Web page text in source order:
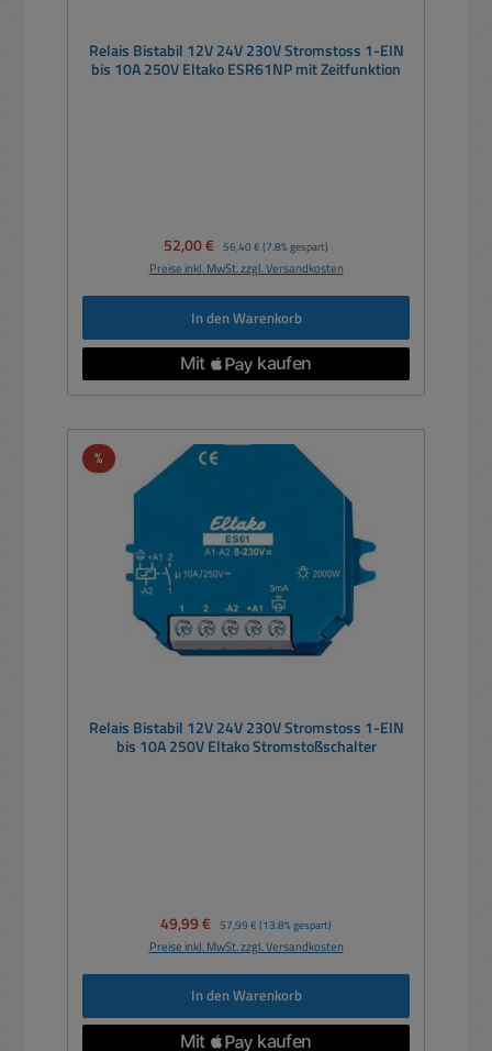
Relais Bistabil 12V 24V 230V Stromstoss 1-EIN
bis 10A 250V Eltako ESR61NP mit Zeitfunktion
Verkaufspreis:
52,00 € Regulärer Preis:
56,40 € (7.8% gespart)
Preise inkl. MwSt. zzgl. Versandkosten
In den Warenkorb
%Rabatt
Relais Bistabil 12V 24V 230V Stromstoss 1-EIN
bis 10A 250V Eltako Stromstoßschalter
Verkaufspreis:
49,99 € Regulärer Preis:
57,99 € (13.8% gespart)
Preise inkl. MwSt. zzgl. Versandkosten
In den Warenkorb